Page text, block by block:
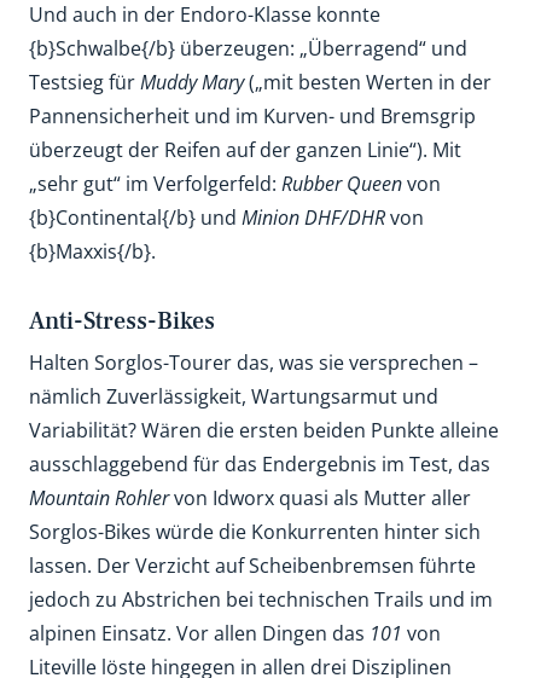
Und auch in der Endoro-Klasse konnte
{b}Schwalbe{/b} überzeugen: „Überragend“ und
Testsieg fürMuddy Mary(„mit besten Werten in der
Pannensicherheit und im Kurven- und Bremsgrip
überzeugt der Reifen auf der ganzen Linie“). Mit
„sehr gut“ im Verfolgerfeld: Rubber Queenvon
{b}Continental{/b} und Minion DHF/DHRvon
{b}Maxxis{/b}.
Anti-Stress-Bikes
Halten Sorglos-Tourer das, was sie versprechen –
nämlich Zuverlässigkeit, Wartungsarmut und
Variabilität? Wären die ersten beiden Punkte alleine
ausschlaggebend für das Endergebnis im Test, das
Mountain Rohlervon Idworx quasi als Mutter aller
Sorglos-Bikes würde die Konkurrenten hinter sich
lassen. Der Verzicht auf Scheibenbremsen führte
jedoch zu Abstrichen bei technischen Trails und im
alpinen Einsatz. Vor allen Dingen das 101 von
Liteville löste hingegen in allen drei Disziplinen